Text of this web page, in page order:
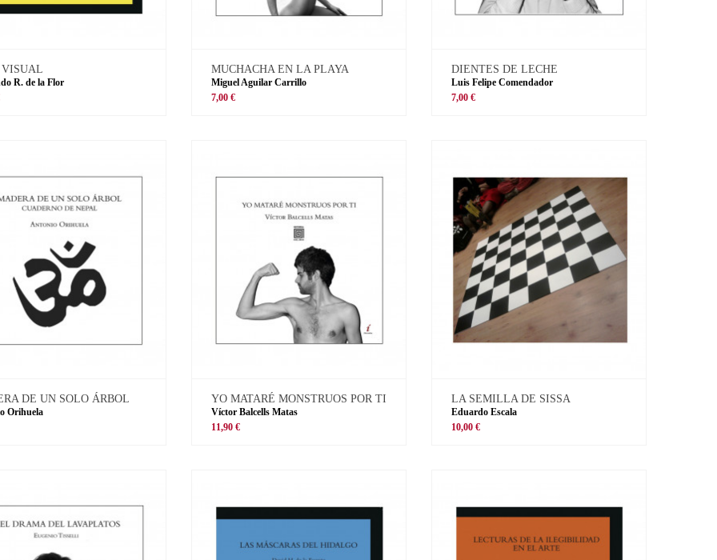
VISUAL
R. de la Flor
MUCHACHA EN LA PLAYA
Miguel Aguilar Carrillo
7,00 €
DIENTES DE LECHE
Luis Felipe Comendador
7,00 €
DE UN SOLO ÁRBOL
Orihuela
YO MATARÉ MONSTRUOS POR TI
Víctor Balcells Matas
11,90 €
LA SEMILLA DE SISSA
Eduardo Escala
10,00 €